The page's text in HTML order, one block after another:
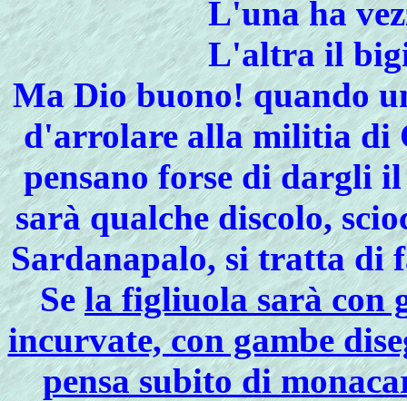
L'una ha
L'altra il
Ma Dio buono! quando
d'arrolare alla militia di
pensano forse di dargli
sarà qualche discolo,
Sardanapalo, si tratta di
Sela figliuola sarà con
incurvate, con gambe
pensa subito di